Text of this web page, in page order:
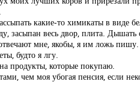
какие-то химикаты в виде
засыпан весь двор, плита.
мне, якобы, я им ложь пишу.
будто я лгу.
продукты, которые покупаю.
чем моя убогая пенсия, если